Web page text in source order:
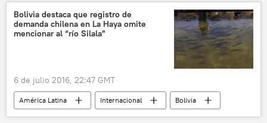
noticias
Bolivia destaca que registro de
demanda chilena en La Haya omite
mencionar al “río Silala”
6 de julio 2016, 22:47 GMT
América Latina Internacional
Bolivia
Chile
río Silala